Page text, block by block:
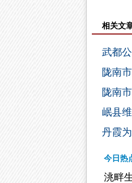
相关文
武都
陇南
陇南
岷县
丹霞
今日热
洮畔